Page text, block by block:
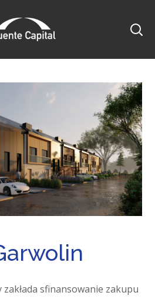
zakłada sfinansowanie zakupu